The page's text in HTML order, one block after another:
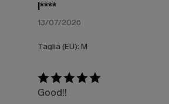
l****
13/07/2026
Taglia (EU): M
Good!!